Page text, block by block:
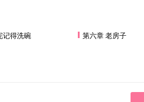
记得洗碗 第六章 老房子